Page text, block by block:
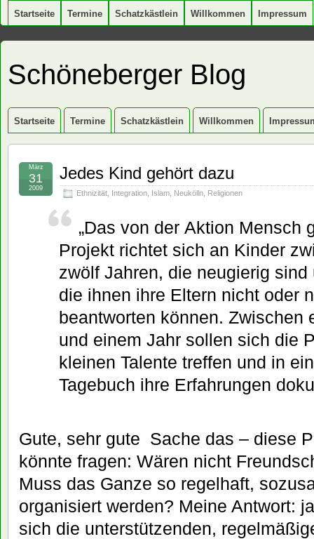
Startseite Termine Schatzkästlein Willkommen Impressum
Schöneberger Blog
Startseite Termine Schatzkästlein Willkommen
Jedes Kind gehört dazu
Ethnizität Integration Islam Neukölln Religionen
März
31
2009
„Das von der Aktion
Projekt richtet sich an Kinder
zwölf Jahren, die neugierig sind
die ihnen ihre Eltern nicht oder
beantworten können. Zwischen
und einem Jahr sollen sich die
kleinen Talente treffen und in
Tagebuch ihre Erfahrungen
Gute, sehr gute Sache das – diese
könnte fragen: Wären nicht
Muss das Ganze so regelhaft,
organisiert werden? Meine Antwort:
sich die unterstützenden,